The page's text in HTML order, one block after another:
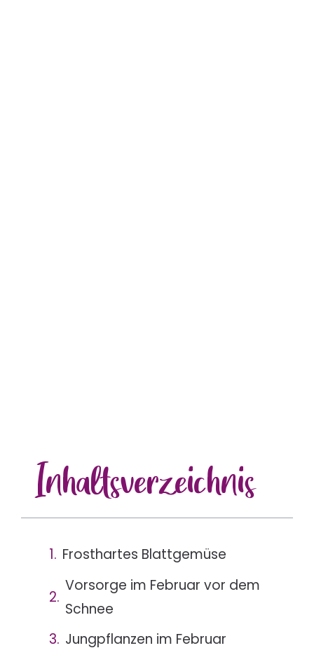
Inhaltsverzeichnis
Frosthartes Blattgemüse
Vorsorge im Februar vor dem
Schnee
Jungpflanzen im Februar